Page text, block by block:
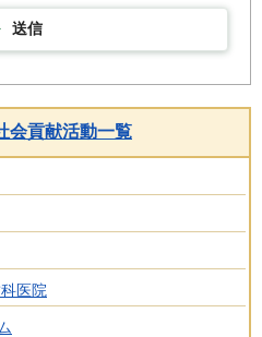
送信
会貢献活動一覧
医院